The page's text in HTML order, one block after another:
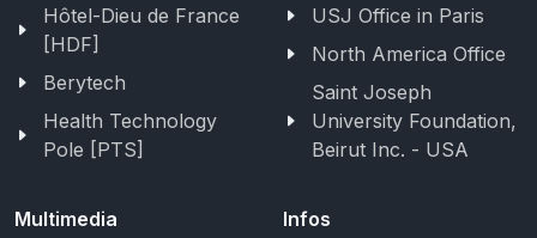
Hôtel-Dieu de France
[HDF]
Berytech
Health Technology
Pole [PTS]
USJ Office in Paris
North America Office
Saint Joseph
University Foundation,
Beirut Inc. - USA
Multimedia Infos